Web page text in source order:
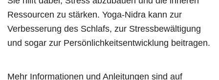
Ressourcen zu stärken. Yoga-Nidra kann zur
Verbesserung des Schlafs, zur Stressbewältigung
und sogar zur Persönlichkeitsentwicklung beitragen.
Mehr Informationen und Anleitungen sind auf